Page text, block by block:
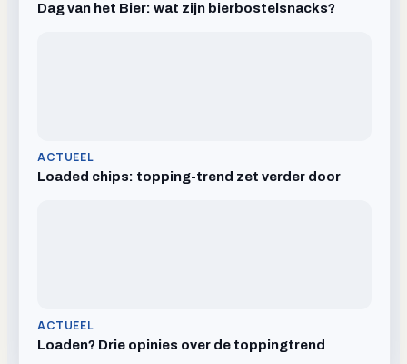
Dag van het Bier: wat zijn bierbostelsnacks?
ACTUEEL
Loaded chips: topping-trend zet verder door
ACTUEEL
Loaden? Drie opinies over de toppingtrend